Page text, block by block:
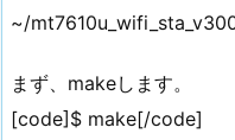
~/
まず、makeします。
[code]$ make[/code]